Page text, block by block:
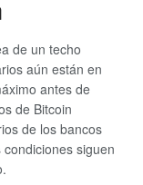
de un techo
aún están en
antes de
de Bitcoin
de los bancos
siguen